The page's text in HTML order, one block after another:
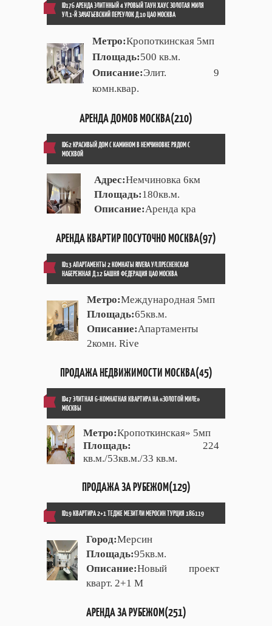
ID176 АРЕНДА ЭЛИТННЫЙ 4 УРОВЫЙ ТАУН ХАУС ЗОЛОТАЯ МИЛЯ
УЛ.1-Й ЗАЧАТЬЕВСКИЙ ПЕРЕУЛОК Д.10 ЦАО МОСКВА
Метро:Кропоткинская 5мп
Площадь:500 кв.м.
Описание:Элит. 9
комн.квар.
АРЕНДА ДОМОВ МОСКВА(210)
ID62 КРАСИВЫЙ ДОМ С КАМИНОМ В НЕМЧИНОВКЕ РЯДОМ С
МОСКВОЙ
Адрес:Немчиновка 6км
Площадь:180кв.м.
Описание:Аренда кра
АРЕНДА КВАРТИР ПОСУТОЧНО МОСКВА(97)
ID13 АПАРТАМЕНТЫ 2 КОМНАТЫ RIVERA УЛ.ПРЕСНЕНСКАЯ
НАБЕРЕЖНАЯ Д.12 БАШНЯ ФЕДЕРАЦИЯ ЦАО МОСКВА
Метро:Международная 5мп
Площадь:65кв.м.
Описание:Апартаменты
2комн. Rive
ПРОДАЖА НЕДВИЖИМОСТИ МОСКВА(45)
ID47 ЭЛИТНАЯ 6-КОМНАТНАЯ КВАРТИРА НА «ЗОЛОТОЙ МИЛЕ»
МОСКВЫ
Метро:Кропоткинская» 5мп
Площадь:
224
кв.м./53кв.м./33 кв.м.
ПРОДАЖА ЗА РУБЕЖОМ(129)
ID19 КВАРТИРА 2+1 ТЕДЖЕ МЕЗИТЛИ МЕРОСИН ТУРЦИЯ 186119
Город:Мерсин
Площадь:95кв.м.
Описание:Новый проект
кварт. 2+1 М
АРЕНДА ЗА РУБЕЖОМ(251)